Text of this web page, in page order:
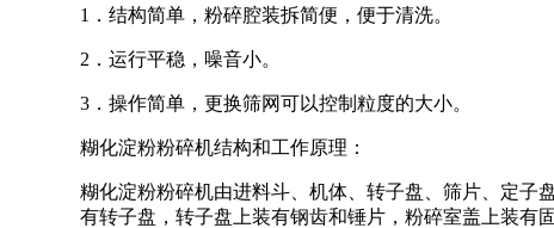
1． 结构简单，粉碎腔装拆简便，便于清洗。
2．运行平稳，噪音小。
3．操作简单，更换筛网可以控制粒度的大小。
糊化淀粉粉碎机结构和工作原理：
糊化淀粉粉碎机由进料斗、机体、转子盘、筛片、定子
有转子盘，转子盘上装有钢齿和锤片，粉碎室盖上装有